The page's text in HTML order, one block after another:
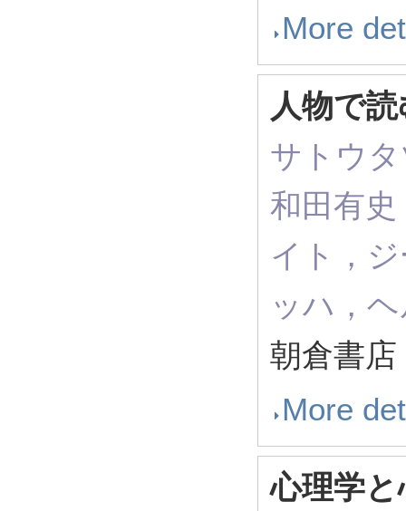
More
人物で
サトウ
和田有
イト，
ッハ，
朝倉書
More
心理学